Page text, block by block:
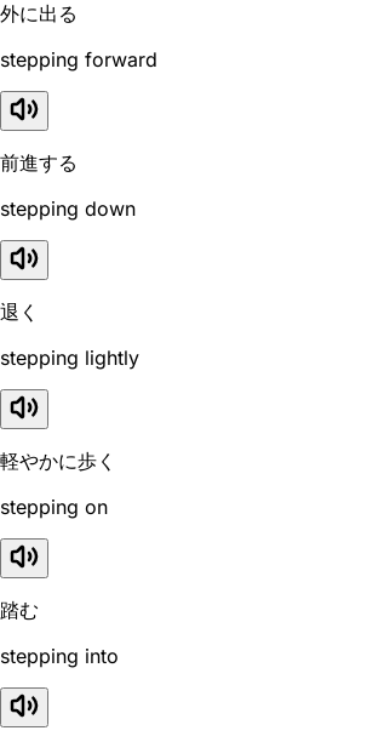
外に出る
stepping forward
前進する
stepping down
退く
stepping lightly
軽やかに歩く
stepping on
踏む
stepping into